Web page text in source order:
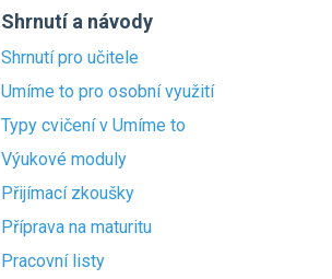
Shrnutí a návody
Shrnutí pro učitele
Umíme to pro osobní využití
Typy cvičení v Umíme to
Výukové moduly
Přijímací zkoušky
Příprava na maturitu
Pracovní listy